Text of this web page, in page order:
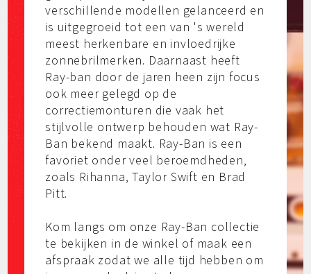
verschillende modellen gelanceerd en
is uitgegroeid tot een van 's wereld
meest herkenbare en invloedrijke
zonnebrilmerken. Daarnaast heeft
Ray-ban door de jaren heen zijn focus
ook meer gelegd op de
correctiemonturen die vaak het
stijlvolle ontwerp behouden wat Ray-
Ban bekend maakt. Ray-Ban is een
favoriet onder veel beroemdheden,
zoals Rihanna, Taylor Swift en Brad
Pitt.
Kom langs om onze Ray-Ban collectie
te bekijken in de winkel of maak een
afspraak zodat we alle tijd hebben om